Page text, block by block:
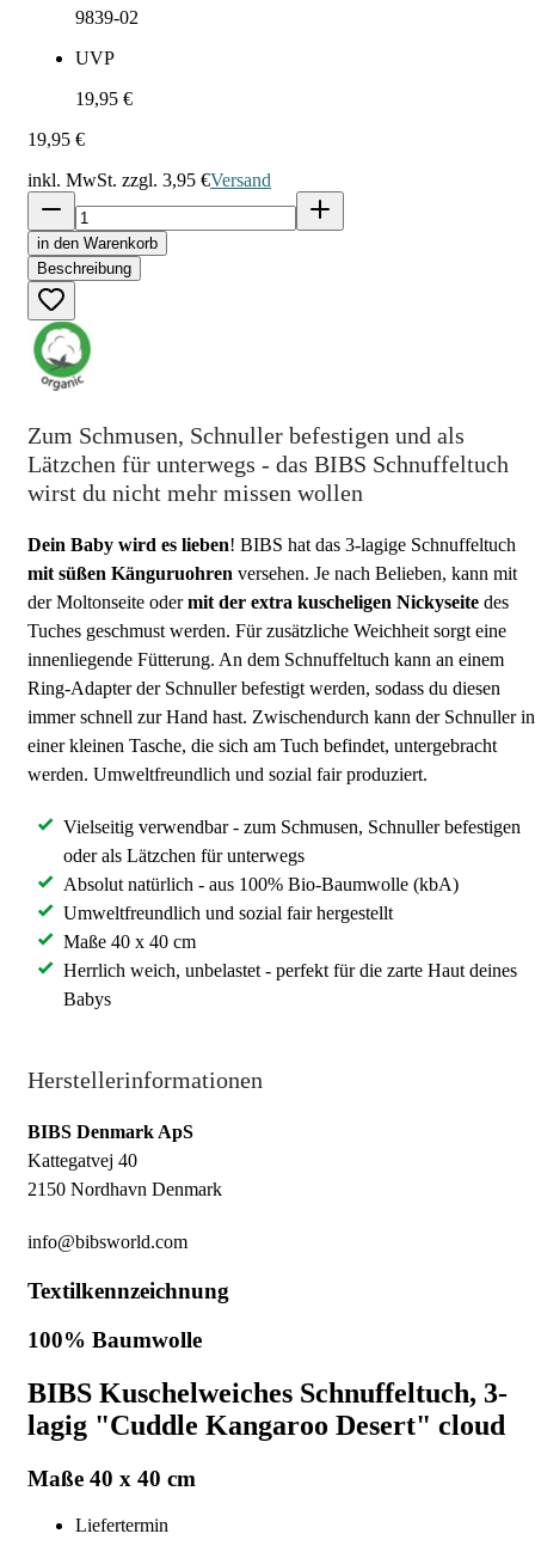
9839-02
UVP
19,95 €
19,95 €
inkl. MwSt. zzgl. 3,95 €Versand
in den Warenkorb
Beschreibung
Zum Schmusen, Schnuller befestigen und als
Lätzchen für unterwegs - das BIBS Schnuffeltuch
wirst du nicht mehr missen wollen
Dein Baby wird es lieben! BIBS hat das 3-lagige Schnuffeltuch
mit süßen Känguruohren versehen. Je nach Belieben, kann mit
der Moltonseite odermit der extra kuscheligen Nickyseite des
Tuches geschmust werden. Für zusätzliche Weichheit sorgt eine
innenliegende Fütterung. An dem Schnuffeltuch kann an einem
Ring-Adapter der Schnuller befestigt werden, sodass du diesen
immer schnell zur Hand hast. Zwischendurch kann der Schnuller in
einer kleinen Tasche, die sich am Tuch befindet, untergebracht
werden. Umweltfreundlich und sozial fair produziert.
Vielseitig verwendbar - zum Schmusen, Schnuller befestigen
oder als Lätzchen für unterwegs
Absolut natürlich - aus 100% Bio-Baumwolle (kbA)
Umweltfreundlich und sozial fair hergestellt
Maße 40 x 40 cm
Herrlich weich, unbelastet - perfekt für die zarte Haut deines
Babys
Herstellerinformationen
BIBS Denmark ApS
Kattegatvej 40
2150 Nordhavn Denmark
info@bibsworld.com
Textilkennzeichnung
100% Baumwolle
BIBS Kuschelweiches Schnuffeltuch, 3-
lagig "Cuddle Kangaroo Desert" cloud
Maße 40 x 40 cm
Liefertermin